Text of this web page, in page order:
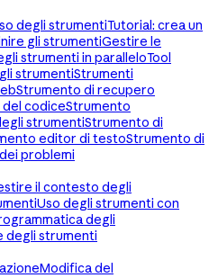
degli strumentiTutorial: crea un
gli strumentiGestire le
strumenti in paralleloTool
strumentiStrumenti
Strumento di recupero
codiceStrumento
strumentiStrumento di
editor di testoStrumento di
problemi
il contesto degli
Uso degli strumenti con
degli
degli strumenti
Modifica del